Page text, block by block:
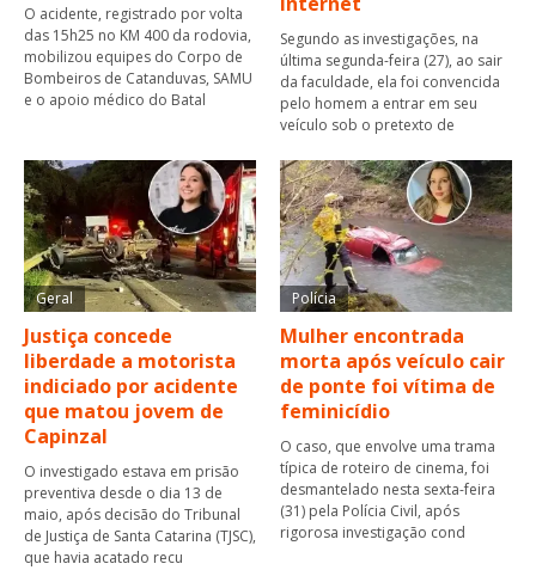
O acidente, registrado por volta
das 15h25 no KM 400 da rodovia,
mobilizou equipes do Corpo de
Bombeiros de Catanduvas, SAMU
e o apoio médico do Batal
Segundo as investigações, na
última segunda-feira (27), ao sair
da faculdade, ela foi convencida
pelo homem a entrar em seu
veículo sob o pretexto de
Geral
Justiça concede
liberdade a motorista
indiciado por acidente
que matou jovem de
Capinzal
O investigado estava em prisão
preventiva desde o dia 13 de
maio, após decisão do Tribunal
de Justiça de Santa Catarina (TJSC),
que havia acatado recu
Polícia
Mulher encontrada
morta após veículo cair
de ponte foi vítima de
feminicídio
O caso, que envolve uma trama
típica de roteiro de cinema, foi
desmantelado nesta sexta-feira
(31) pela Polícia Civil, após
rigorosa investigação cond